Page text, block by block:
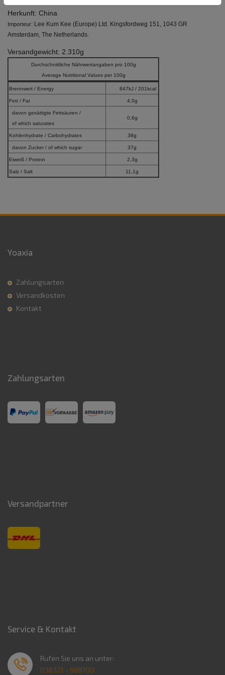
Herkunft: China
Importeur: Lee Kum Kee (Europe) Ltd. Kingsfordweg 151, 1043 GR
Amsterdam, The Netherlands.
Versandgewicht: 2.310g
Durchschnittliche Nährwertangaben pro 100g
Average Nutritional Values per 100g
Brennwert / Energy 847kJ / 201kcal
Fett / Fat 4,0g
davon gesättigte Fettsäuren /
of which saturates
0,6g
Kohlenhydrate / Carbohydrates 38g
davon Zucker / of which sugar 37g
Eiweiß / Protein 2,3g
Salz / Salt 11,1g
Yoaxia
Zahlungsarten
Versandkosten
Kontakt
Zahlungsarten
Versandpartner
Service & Kontakt
Rufen Sie uns an unter:
038321 - 688700